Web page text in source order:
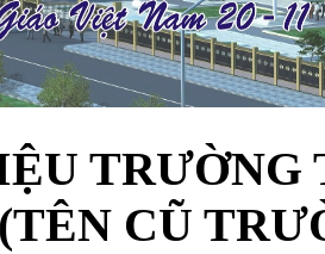
TRƯỜNG
CŨ